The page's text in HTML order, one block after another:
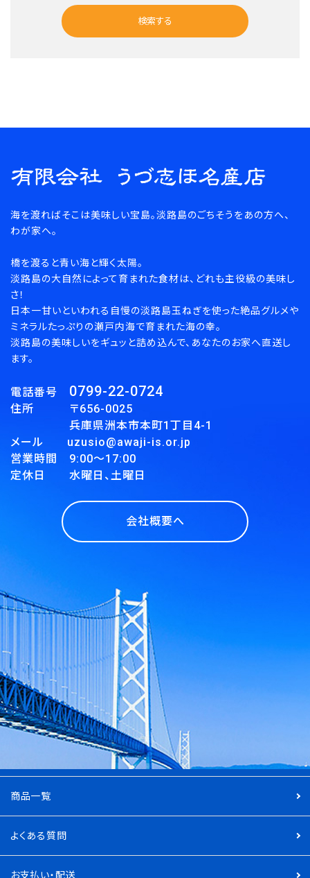
検索する
カテゴリー
検索する
海を渡ればそこは美味しい宝島。淡路島のごちそうをあの方へ、
わが家へ。
橋を渡ると青い海と輝く太陽。
淡路島の大自然によって育まれた食材は、どれも主役級の美味し
さ！
日本一甘いといわれる自慢の淡路島玉ねぎを使った絶品グルメや
ミネラルたっぷりの瀬戸内海で育まれた海の幸。
淡路島の美味しいをギュッと詰め込んで、あなたのお家へ直送し
ます。
電話番号 0799-22-0724
住所 〒656-0025
兵庫県洲本市本町1丁目4-1
メール uzusio@awaji-is.or.jp
営業時間 9:00～17:00
定休日 水曜日、土曜日
会社概要へ
商品一覧
よくある質問
お支払い・配送